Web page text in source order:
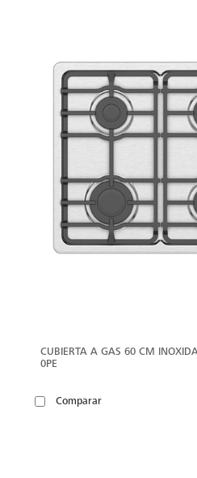
CUBIERTA A GAS 60 CM
0PE
Comparar